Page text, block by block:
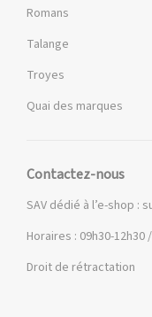
Romans
Talange
Troyes
Quai des marques
Contactez-nous
SAV dédié à l’e-shop :
Horaires : 09h30-12h30
Droit de rétractation